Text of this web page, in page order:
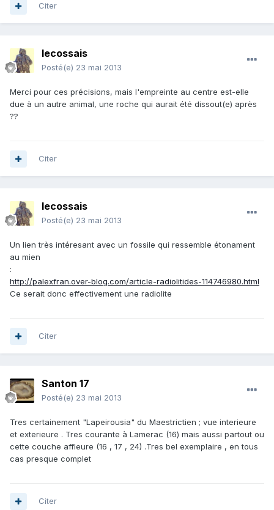
Citer
lecossais
Posté(e) 23 mai 2013
Merci pour ces précisions, mais l'empreinte au centre est-elle
due à un autre animal, une roche qui aurait été dissout(e) après
??
Citer
lecossais
Posté(e) 23 mai 2013
Un lien très intéresant avec un fossile qui ressemble étonament
au mien
:
http://palexfran.over-blog.com/article-radiolitides-114746980.html
Ce serait donc effectivement une radiolite
Citer
Santon 17
Posté(e) 23 mai 2013
Tres certainement "Lapeirousia" du Maestrictien ; vue interieure
et exterieure . Tres courante à Lamerac (16) mais aussi partout ou
cette couche affleure (16 , 17 , 24) .Tres bel exemplaire , en tous
cas presque complet
Citer